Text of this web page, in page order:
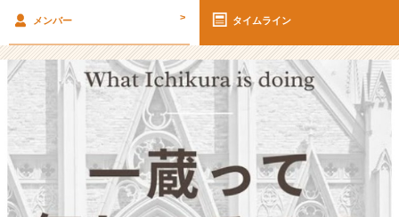
の
タ
イ
ム
ラ
イ
ン】
|
ベ
メンバー > タイムライン